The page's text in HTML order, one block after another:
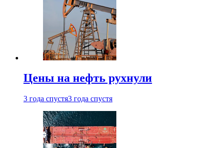
Цены на нефть рухнули
3 года спустя3 года спустя